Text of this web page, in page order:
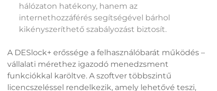
hálózaton hatékony, hanem az
internethozzáférés segítségével bárhol
kikényszeríthető szabályozást biztosít.
A DESlock+ erőssége a felhasználóbarát működés –
vállalati mérethez igazodó menedzsment
funkciókkal karöltve. A szoftver többszintű
licencszeléssel rendelkezik, amely lehetővé teszi,